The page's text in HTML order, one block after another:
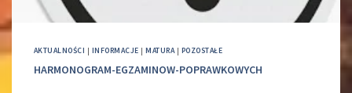
AKTUALNOŚCI | INFORMACJE |MATURA| POZOSTAŁE
HARMONOGRAM-EGZAMINOW-POPRAWKOWYCH